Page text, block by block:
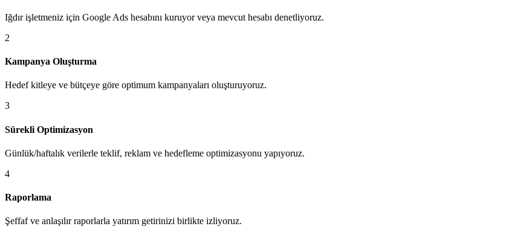
Iğdır işletmeniz için Google Ads hesabını kuruyor veya mevcut hesabı denetliyoruz.
2
Kampanya Oluşturma
Hedef kitleye ve bütçeye göre optimum kampanyaları oluşturuyoruz.
3
Sürekli Optimizasyon
Günlük/haftalık verilerle teklif, reklam ve hedefleme optimizasyonu yapıyoruz.
4
Raporlama
Şeffaf ve anlaşılır raporlarla yatırım getirinizi birlikte izliyoruz.